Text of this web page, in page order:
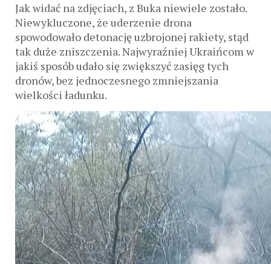
Jak widać na zdjęciach, z Buka niewiele zostało.
Niewykluczone, że uderzenie drona
spowodowało detonację uzbrojonej rakiety, stąd
tak duże zniszczenia. Najwyraźniej Ukraińcom w
jakiś sposób udało się zwiększyć zasięg tych
dronów, bez jednoczesnego zmniejszania
wielkości ładunku.